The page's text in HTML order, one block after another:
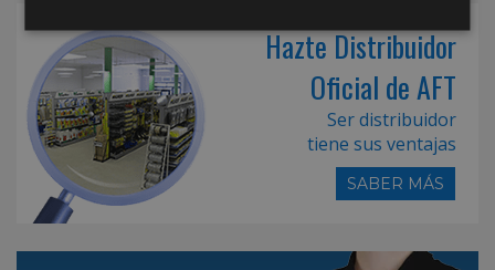
Hazte Distribuidor
Oficial de AFT
Ser distribuidor
tiene sus ventajas
SABER MÁS